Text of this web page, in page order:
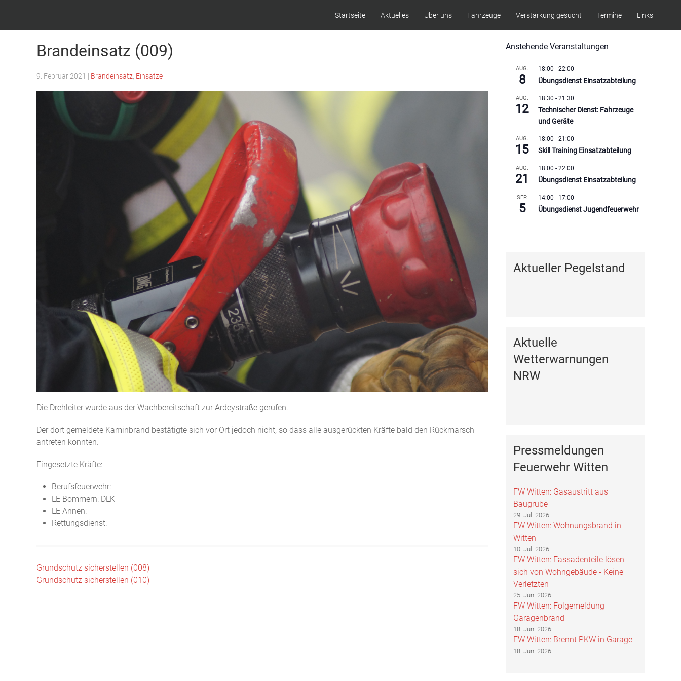
Startseite Aktuelles Über uns Fahrzeuge Verstärkung gesucht Termine Links
Brandeinsatz (009)
9. Februar 2021 | Brandeinsatz Einsätze
Die Drehleiter wurde aus der Wachbereitschaft zur Ardeystraße gerufen.
Der dort gemeldete Kaminbrand bestätigte sich vor Ort jedoch nicht, so dass alle ausgerückten Kräfte bald den Rückmarsch
antreten konnten.
Eingesetzte Kräfte:
Berufsfeuerwehr:
LE Bommern: DLK
LE Annen:
Rettungsdienst:
Beitragsnavigation
Grundschutz sicherstellen (008)
Grundschutz sicherstellen (010)
Anstehende Veranstaltungen
AUG.
8
18:00 -22:00
Übungsdienst Einsatzabteilung
AUG.
12
18:30 -21:30
Technischer Dienst: Fahrzeuge
und Geräte
AUG.
15
18:00 -21:00
Skill Training Einsatzabteilung
AUG.
21
18:00 -22:00
Übungsdienst Einsatzabteilung
SEP.
5
14:00 - 17:00
Übungsdienst Jugendfeuerwehr
Aktueller Pegelstand
Aktuelle
Wetterwarnungen
NRW
Pressmeldungen
Feuerwehr Witten
FW Witten: Gasaustritt aus
Baugrube
29. Juli 2026
FW Witten: Wohnungsbrand in
Witten
10. Juli 2026
FW Witten: Fassadenteile lösen
sich von Wohngebäude - Keine
Verletzten
25. Juni 2026
FW Witten: Folgemeldung
Garagenbrand
18. Juni 2026
FW Witten: Brennt PKW in Garage
18. Juni 2026